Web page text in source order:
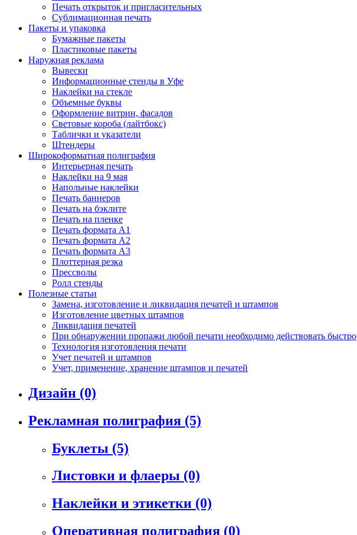
Печать открыток и пригласительных
Сублимационная печать
Пакеты и упаковка
Бумажные пакеты
Пластиковые пакеты
Наружная реклама
Вывески
Информационные стенды в Уфе
Наклейки на стекле
Объемные буквы
Оформление витрин, фасадов
Световые короба (лайтбокс)
Таблички и указатели
Штендеры
Широкоформатная полиграфия
Интерьерная печать
Наклейки на 9 мая
Напольные наклейки
Печать баннеров
Печать на бэклите
Печать на пленке
Печать формата А1
Печать формата А2
Печать формата А3
Плоттерная резка
Прессволы
Ролл стенды
Полезные статьи
Замена, изготовление и ликвидация печатей и штампов
Изготовление цветных штампов
Ликвидация печатей
При обнаружении пропажи любой печати необходимо действовать быстро
Технология изготовления печати
Учет печатей и штампов
Учет, применение, хранение штампов и печатей
Дизайн (0)
Рекламная полиграфия (5)
Буклеты (5)
Листовки и флаеры (0)
Наклейки и этикетки (0)
Оперативная полиграфия (0)